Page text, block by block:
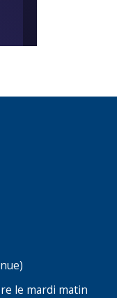
le mardi matin